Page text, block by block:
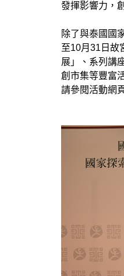
發揮影響力，
除了與泰國國
至10月31日故
展」、系列講
創市集等豐富
請參閱活動網